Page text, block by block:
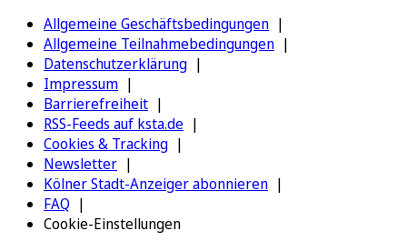
Allgemeine Geschäftsbedingungen
Allgemeine Teilnahmebedingungen
Datenschutzerklärung
Impressum
Barrierefreiheit
RSS-Feeds auf ksta.de
Cookies & Tracking
Newsletter
Kölner Stadt-Anzeiger abonnieren
FAQ
Cookie-Einstellungen